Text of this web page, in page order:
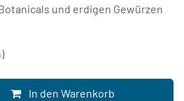
und erdigen Gewürzen
In den Warenkorb